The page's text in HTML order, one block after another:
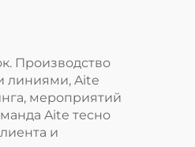
Производство
линиями, Aite
мероприятий
Aite тесно
и